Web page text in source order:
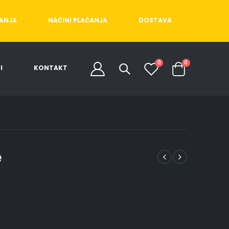
NAČINI PLAĆANJA DOSTAVA
KONTAKT
0 0